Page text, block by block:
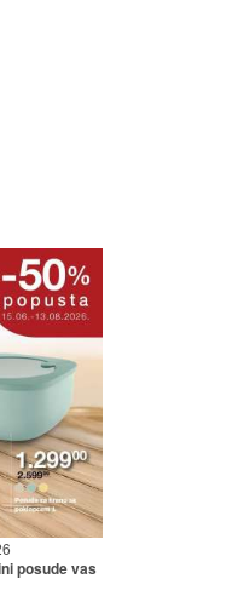
posude vas